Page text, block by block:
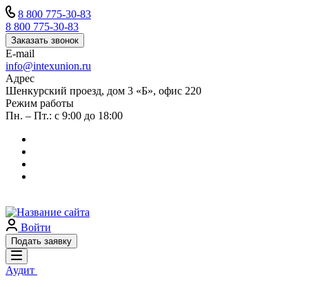
8 800 775-30-83
8 800 775-30-83
Заказать звонок
E-mail
info@intexunion.ru
Адрес
Шенкурский проезд, дом 3 «Б», офис 220
Режим работы
Пн. – Пт.: с 9:00 до 18:00
Войти
Подать заявку
Аудит